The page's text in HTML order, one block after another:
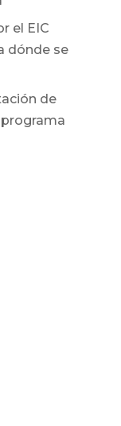
el EIC
dónde se
de